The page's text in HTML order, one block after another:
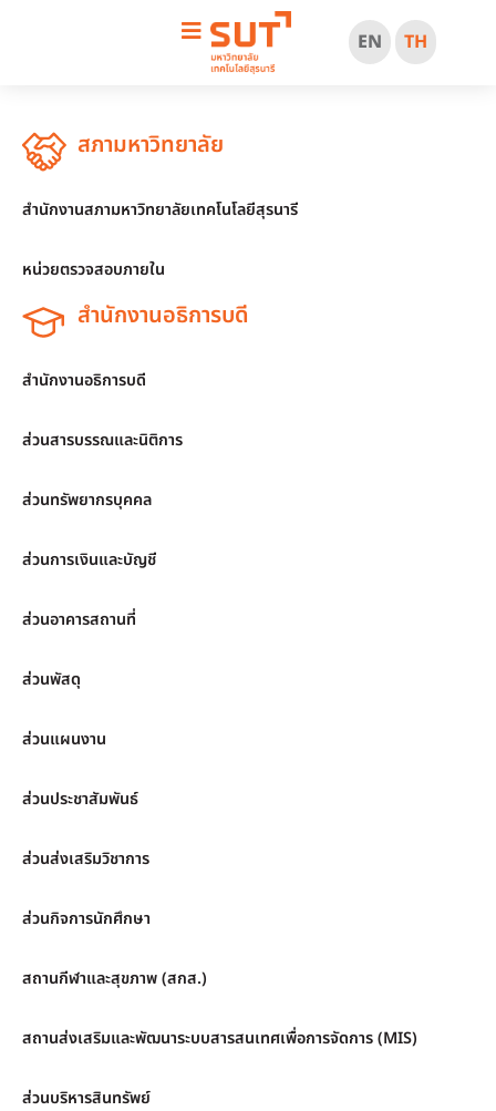
EN TH
สภามหาวิทยาลัย
สำนักงานสภามหาวิทยาลัยเทคโนโลยีสุรนารี
หน่วยตรวจสอบภายใน
สำนักงานอธิการบดี
สำนักงานอธิการบดี
ส่วนสารบรรณและนิติการ
ส่วนทรัพยากรบุคคล
ส่วนการเงินและบัญชี
ส่วนอาคารสถานที่
ส่วนพัสดุ
ส่วนแผนงาน
ส่วนประชาสัมพันธ์
ส่วนส่งเสริมวิชาการ
ส่วนกิจการนักศึกษา
สถานกีฬาและสุขภาพ (สกส.)
สถานส่งเสริมและพัฒนาระบบสารสนเทศเพื่อการจัดการ (MIS)
ส่วนบริหารสินทรัพย์